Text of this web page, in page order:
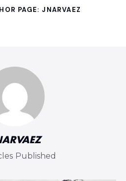
PAGE: JNARVAEZ
Published